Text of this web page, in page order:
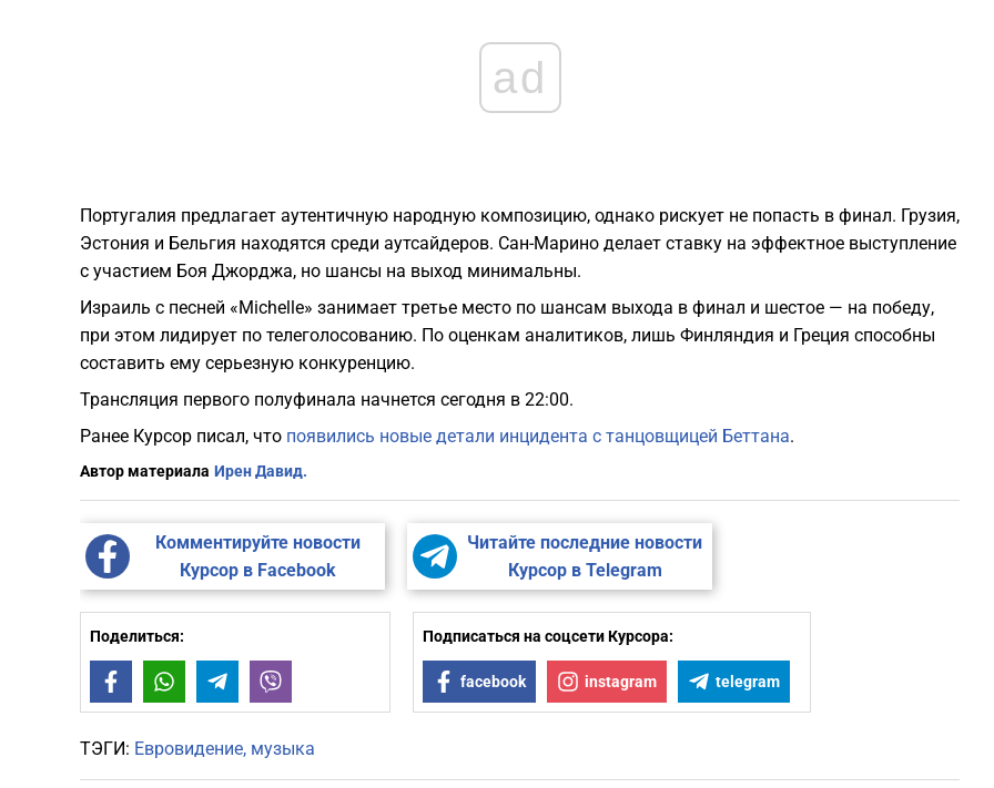
ad
Португалия предлагает аутентичную народную композицию, однако рискует не попасть в финал. Грузия,
Эстония и Бельгия находятся среди аутсайдеров. Сан-Марино делает ставку на эффектное выступление
с участием Боя Джорджа, но шансы на выход минимальны.
Израиль с песней «Michelle» занимает третье место по шансам выхода в финал и шестое — на победу,
при этом лидирует по телеголосованию. По оценкам аналитиков, лишь Финляндия и Греция способны
составить ему серьезную конкуренцию.
Трансляция первого полуфинала начнется сегодня в 22:00.
Ранее Курсор писал, что появились новые детали инцидента с танцовщицей Беттана.
Автор материала Ирен Давид.
Комментируйте новости
Курсор в Facebook
Читайте последние новости
Курсор в Telegram
Поделиться:
FacebookWhatsAppTelegram
Подписаться на соцсети Курсора:
facebook instagram telegram
ТЭГИ: Евровидение музыка